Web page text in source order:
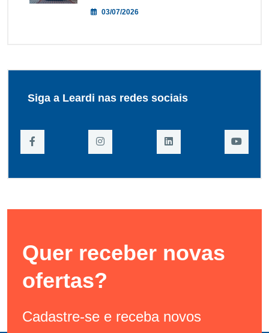
03/07/2026
Siga a Leardi nas redes sociais
Quer receber novas
ofertas?
Cadastre-se e receba novos